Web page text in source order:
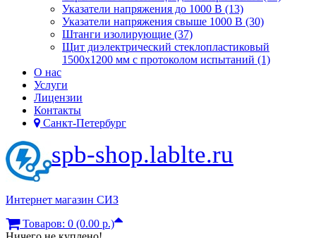
Указатели напряжения до 1000 В (13)
Указатели напряжения свыше 1000 В (30)
Штанги изолирующие (37)
Щит диэлектрический стеклопластиковый
1500х1200 мм с протоколом испытаний (1)
О нас
Услуги
Лицензии
Контакты
Санкт-Петербург
spb-shop.lablte.ru
Интернет магазин СИЗ
Товаров: 0 (0.00 р.)